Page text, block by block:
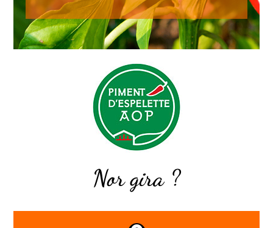
Nor gira ?